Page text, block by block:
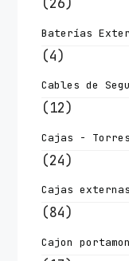
Baterías
(4)
Cables de
(12)
Cajas - Torres
(24)
Cajas
(84)
Cajon